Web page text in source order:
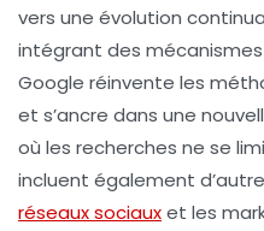
vers une évolution
intégrant des
Google réinvente les
et s’ancre dans une
où les recherches ne se
incluent également
réseaux sociauxet les